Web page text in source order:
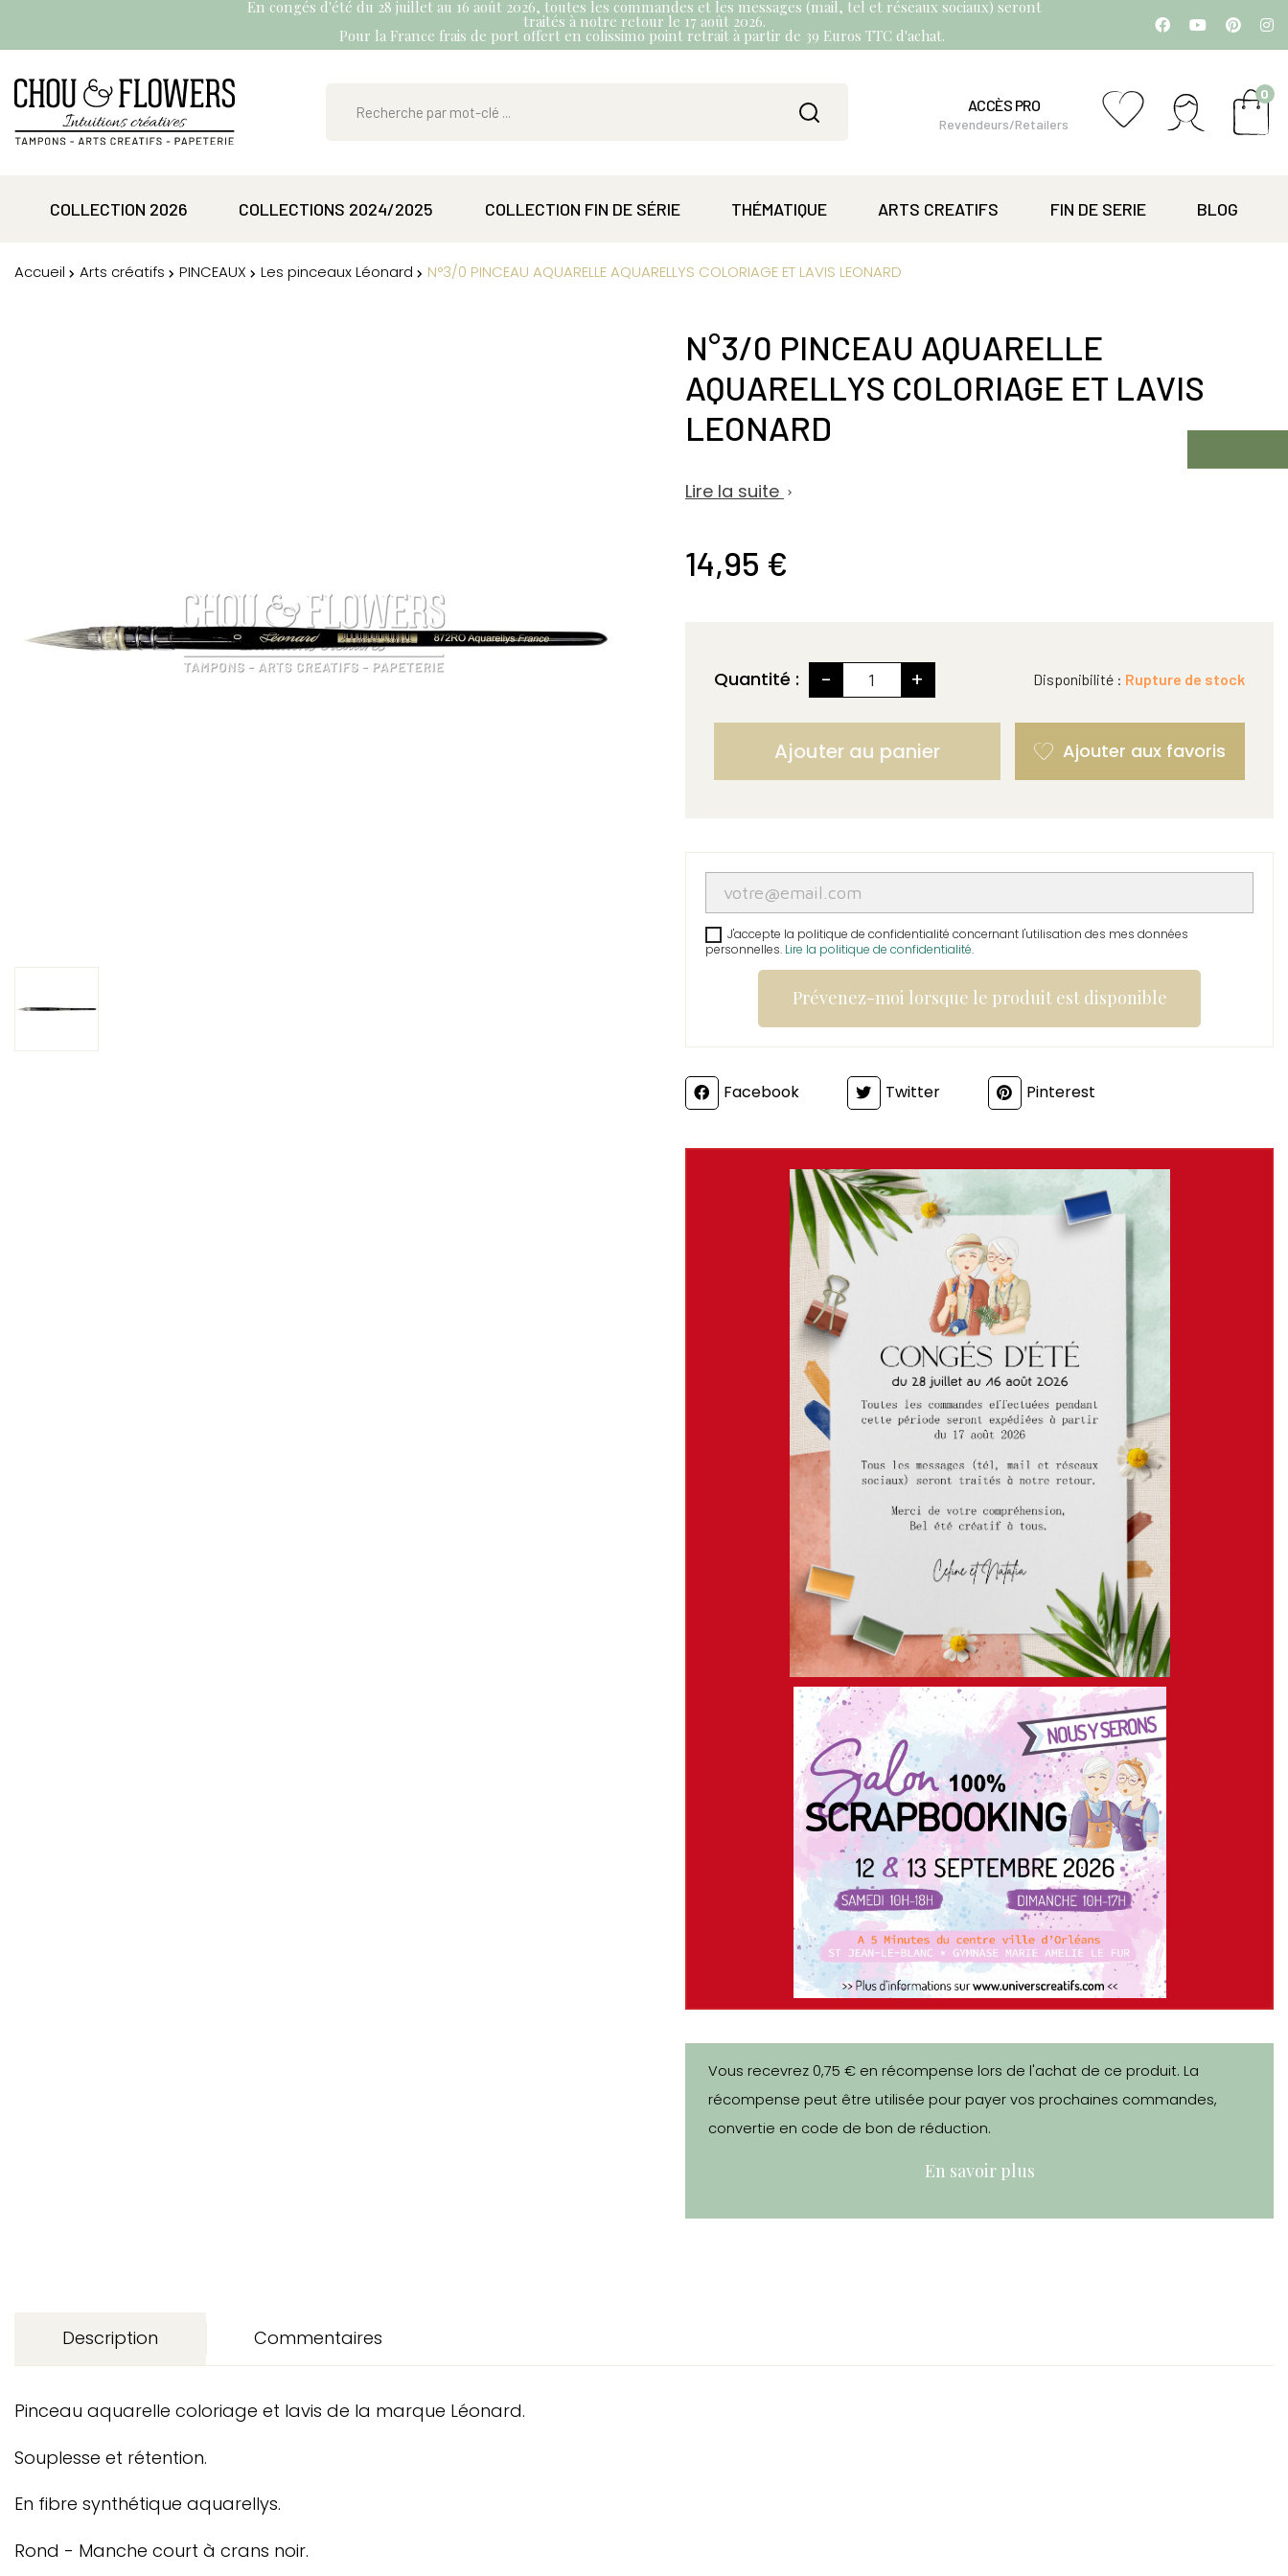
En congés d'été du 28 juillet au 16 août 2026, toutes les commandes et les messages (mail, tel et réseaux sociaux) seront
traités à notre retour le 17 août 2026.
Pour la France frais de port offert en colissimo point retrait à partir de 39 Euros TTC d'achat.
ACCÈS PRO
Revendeurs/Retailers
0
COLLECTION 2026 COLLECTIONS 2024/2025 COLLECTION FIN DE SÉRIE THÉMATIQUE ARTS CREATIFS FIN DE SERIE BLOG
Accueil Arts créatifs PINCEAUX Les pinceaux Léonard N°3/0 PINCEAU AQUARELLE AQUARELLYS COLORIAGE ET LAVIS LEONARD
N°3/0 PINCEAU AQUARELLE
AQUARELLYS COLORIAGE ET LAVIS
LEONARD
Lire la suite 
14,95 €
Quantité : - + Disponibilité : Rupture de stock
Ajouter au panier
J'accepte la politique de confidentialité concernant l'utilisation des mes données
personnelles. Lire la politique de confidentialité.
Prévenez-moi lorsque le produit est disponible
PartagerFacebook Twitter Pinterest
Vous recevrez 0,75 € en récompense lors de l'achat de ce produit. La
récompense peut être utilisée pour payer vos prochaines commandes,
convertie en code de bon de réduction.
En savoir plus
Description
Pinceau aquarelle coloriage et lavis de la marque Léonard.
Souplesse et rétention.
En fibre synthétique aquarellys.
Rond - Manche court à crans noir.
Commentaires